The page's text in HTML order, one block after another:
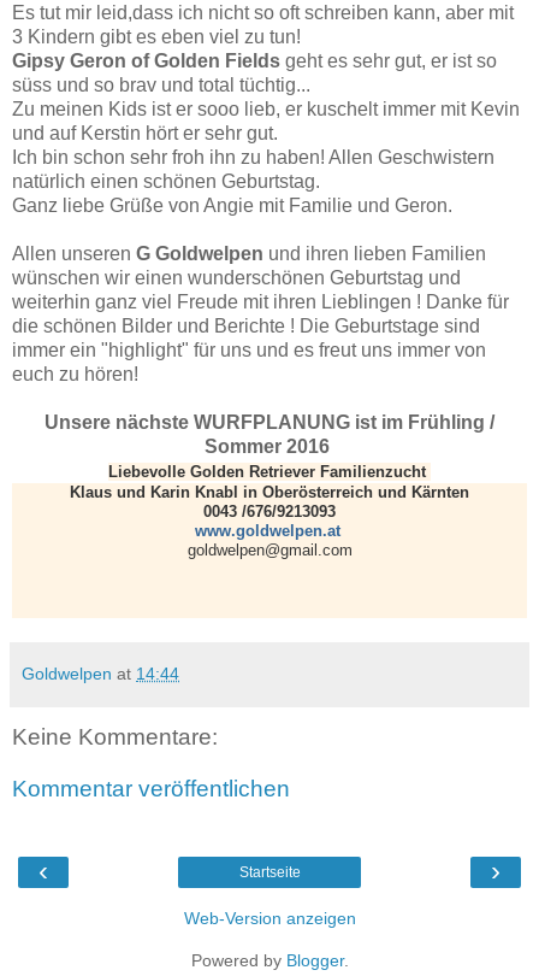
Es tut mir leid,dass ich nicht so oft schreiben kann, aber mit
3 Kindern gibt es eben viel zu tun!
Gipsy Geron of Golden Fields geht es sehr gut, er ist so
süss und so brav und total tüchtig...
Zu meinen Kids ist er sooo lieb, er kuschelt immer mit Kevin
und auf Kerstin hört er sehr gut.
Ich bin schon sehr froh ihn zu haben! Allen Geschwistern
natürlich einen schönen Geburtstag.
Ganz liebe Grüße von Angie mit Familie und Geron.
Allen unseren G Goldwelpen und ihren lieben Familien
wünschen wir einen wunderschönen Geburtstag und
weiterhin ganz viel Freude mit ihren Lieblingen ! Danke für
die schönen Bilder und Berichte ! Die Geburtstage sind
immer ein "highlight" für uns und es freut uns immer von
euch zu hören!
Unsere nächste WURFPLANUNG ist im Frühling /
Sommer 2016
Liebevolle Golden Retriever Familienzucht
Klaus und Karin Knabl in Oberösterreich und Kärnten
0043 /676/9213093
www.goldwelpen.at
goldwelpen@gmail.com
Goldwelpen at 14:44
Keine Kommentare:
Kommentar veröffentlichen
‹ ›
Startseite
Web-Version anzeigen
Powered by Blogger.